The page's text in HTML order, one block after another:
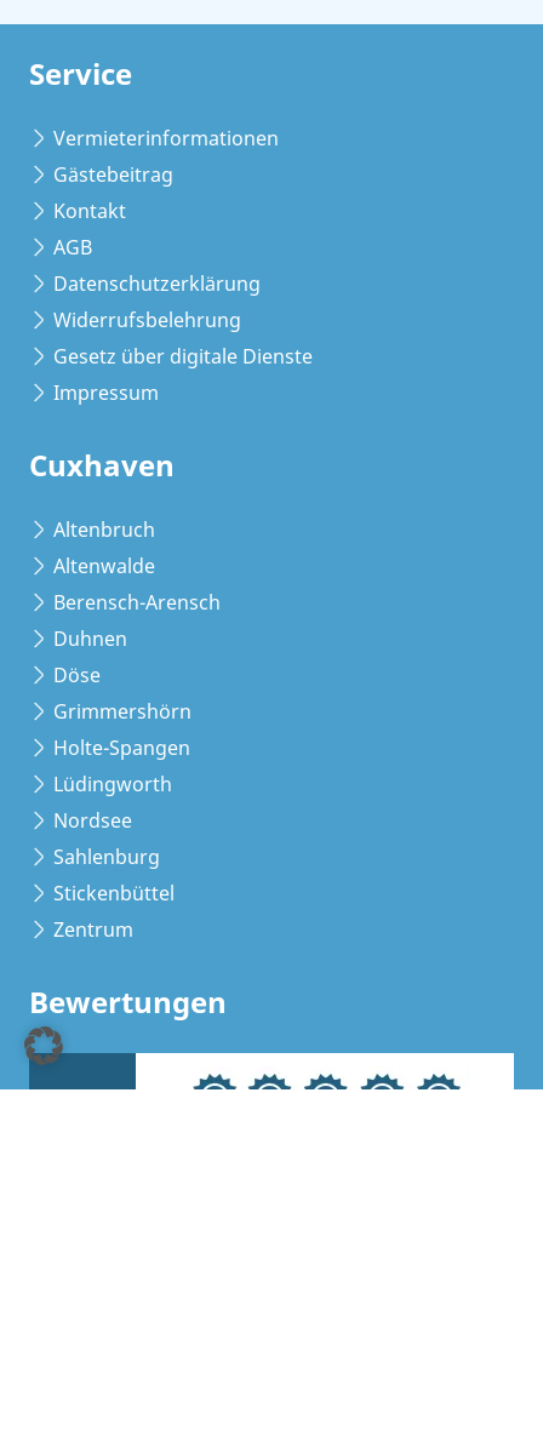
Service
Vermieterinformationen
Gästebeitrag
Kontakt
AGB
Datenschutzerklärung
Widerrufsbelehrung
Gesetz über digitale Dienste
Impressum
Cuxhaven
Altenbruch
Altenwalde
Berensch-Arensch
Duhnen
Döse
Grimmershörn
Holte-Spangen
Lüdingworth
Nordsee
Sahlenburg
Stickenbüttel
Zentrum
Bewertungen